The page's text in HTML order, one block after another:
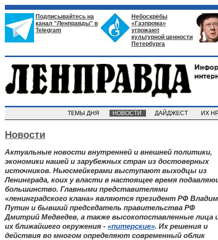
Подписывайтесь на
канал "Ленправды" в
Telegram
Небоскрёбы
«Газпрома»
угрожают
культурной ценности
Петербурга
ТЕМЫ ДНЯ НОВОСТИ ДАЙДЖЕСТ ИХ
Новости
Актуальные новости внутренней и внешней политики,
экономики нашей и зарубежных стран из достоверных
источников. Ньюсмейкерами выступают выходцы из
Ленинграда, коих у власти в настоящее время
большинство. Главными представителями
«ленинградского клана» являются президент РФ
Путин и бывший председатель правительства РФ
Дмитрий Медведев, а также высокопоставленные лица
их ближайшего окружения - «питерские». Их решения и
действия во многом определяют современный облик